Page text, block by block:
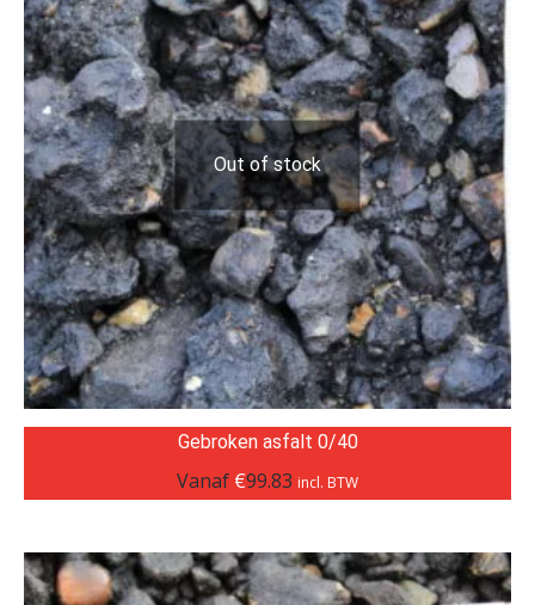
Out of stock
Gebroken asfalt 0/40
Vanaf €99.83 incl. BTW